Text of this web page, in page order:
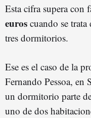
Esta cifra supera con
euros cuando se
tres dormitorios.
Ese es el caso de la
Fernando Pessoa, en
un dormitorio parte
uno de dos